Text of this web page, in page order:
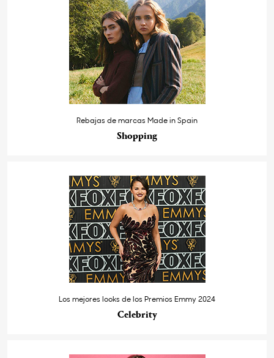
Rebajas de marcas Made in Spain
Shopping
Los mejores looks de los Premios Emmy 2024
Celebrity